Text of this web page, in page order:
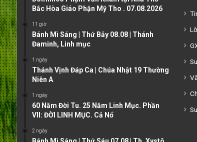
Bắc Hòa Giáo Phận Mỹ Tho . 07.08.2026
11 giờ
Bánh Mì Sáng | Thứ Bảy 08.08 | Thánh
Đaminh, Linh mục
1 ngày
Thánh Vịnh Đáp Ca | Chúa Nhật 19 Thường
Niên A
1 ngày
60 Năm Đời Tu. 25 Năm Linh Mục. Phần
VII: ĐỜI LINH MỤC. Cả Nổ
2 ngày